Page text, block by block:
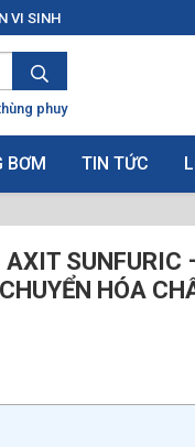
VI SINH
phuy
BƠM TIN TỨC
CHUYỂN HÓA